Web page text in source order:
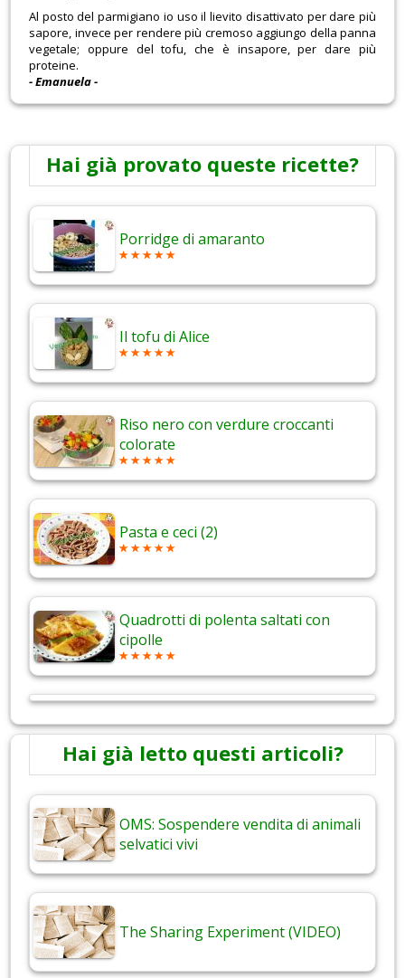
Al posto del parmigiano io uso il lievito disattivato per dare più
sapore, invece per rendere più cremoso aggiungo della panna
vegetale; oppure del tofu, che è insapore, per dare più
proteine.
- Emanuela -
Hai già provato queste ricette?
Porridge di amaranto
Il tofu di Alice
Riso nero con verdure croccanti
colorate
Pasta e ceci (2)
Quadrotti di polenta saltati con
cipolle
Hai già letto questi articoli?
OMS: Sospendere vendita di animali
selvatici vivi
The Sharing Experiment (VIDEO)